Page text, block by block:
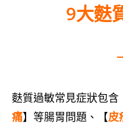
9大麩
麩質過敏常見症狀包含
痛】等腸胃問題、【皮